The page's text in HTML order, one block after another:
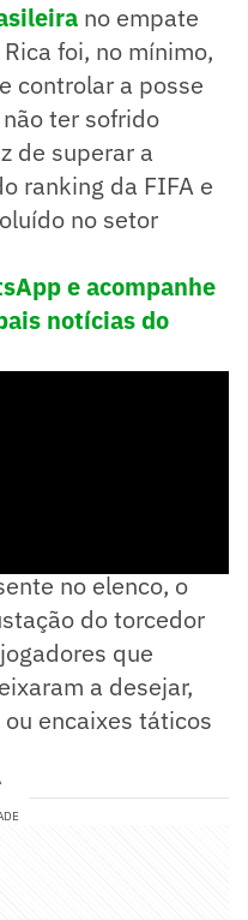
no empate
foi, no mínimo,
controlar a posse
ter sofrido
de superar a
ranking da FIFA e
no setor
e acompanhe
notícias do
no elenco, o
do torcedor
que
a desejar,
encaixes táticos